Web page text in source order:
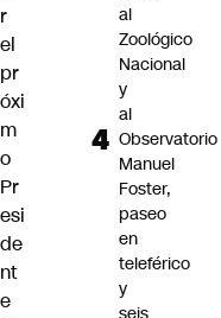
r
el
pr
óxi
m
o
Pr
esi
de
nt
e
al
Zoológico
Nacional
y
al
Observatorio
Manuel
Foster,
paseo
en
teleférico
y
seis